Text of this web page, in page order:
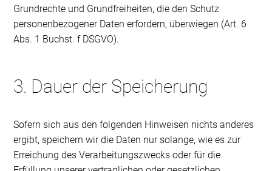
Grundrechte und Grundfreiheiten, die den Schutz
personenbezogener Daten erfordern, überwiegen (Art. 6
Abs. 1 Buchst. f DSGVO).
3. Dauer der Speicherung
Sofern sich aus den folgenden Hinweisen nichts anderes
ergibt, speichern wir die Daten nur solange, wie es zur
Erreichung des Verarbeitungszwecks oder für die